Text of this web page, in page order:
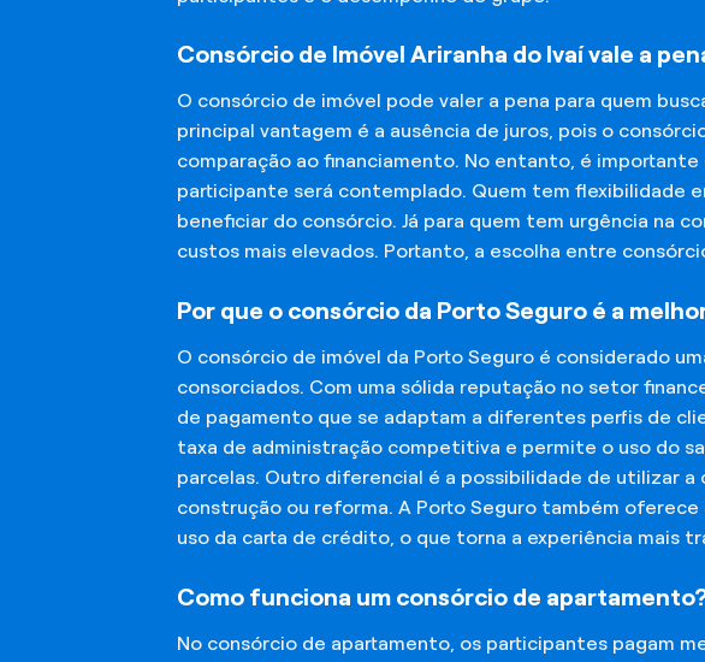
Consórcio de Imóvel Ariranha do Ivaí vale a
O consórcio de imóvel pode valer a pena para quem
principal vantagem é a ausência de juros, pois o
comparação ao financiamento. No entanto, é
participante será contemplado. Quem tem flexibilidade
beneficiar do consórcio. Já para quem tem urgência na
custos mais elevados. Portanto, a escolha entre
Por que o consórcio da Porto Seguro é a
O consórcio de imóvel da Porto Seguro é considerado
consorciados. Com uma sólida reputação no setor
de pagamento que se adaptam a diferentes perfis de
taxa de administração competitiva e permite o uso do
parcelas. Outro diferencial é a possibilidade de utilizar a
construção ou reforma. A Porto Seguro também
uso da carta de crédito, o que torna a experiência mais
Como funciona um consórcio de
No consórcio de apartamento, os participantes pagam